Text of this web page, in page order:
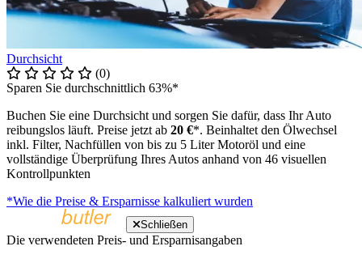
Durchsicht
(0)
Sparen Sie durchschnittlich 63%*
Buchen Sie eine Durchsicht und sorgen Sie dafür, dass Ihr Auto
reibungslos läuft. Preise jetzt ab 20 €*. Beinhaltet den Ölwechsel
inkl. Filter, Nachfüllen von bis zu 5 Liter Motoröl und eine
vollständige Überprüfung Ihres Autos anhand von 46 visuellen
Kontrollpunkten
*Wie die Preise & Ersparnisse kalkuliert wurden
Schließen
Die verwendeten Preis- und Ersparnisangaben